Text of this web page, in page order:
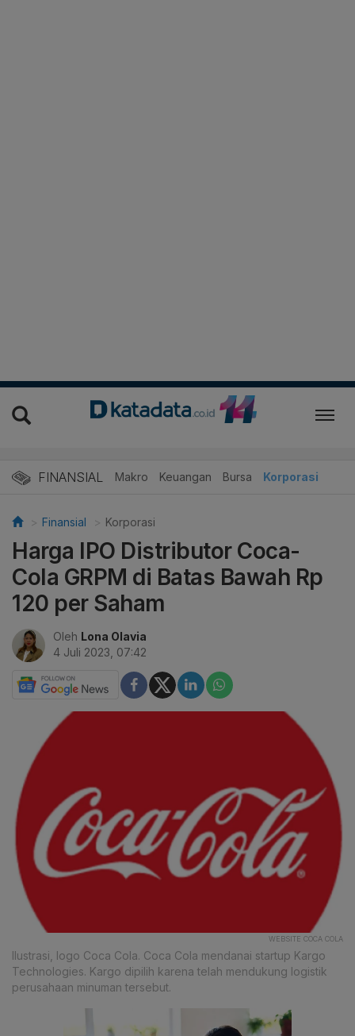
FINANSIAL Makro Keuangan Bursa Korporasi
Finansial Korporasi
Harga IPO Distributor Coca-
Cola GRPM di Batas Bawah Rp
120 per Saham
Oleh Lona Olavia
4 Juli 2023, 07:42
WEBSITE COCA COLA
Ilustrasi, logo Coca Cola. Coca Cola mendanai startup Kargo
Technologies. Kargo dipilih karena telah mendukung logistik
perusahaan minuman tersebut.